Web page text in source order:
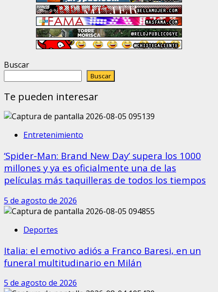
Buscar
Buscar
Te pueden interesar
Entretenimiento
‘Spider-Man: Brand New Day’ supera los 1000
millones y ya es oficialmente una de las
películas más taquilleras de todos los tiempos
5 de agosto de 2026
Deportes
Italia: el emotivo adiós a Franco Baresi, en un
funeral multitudinario en Milán
5 de agosto de 2026